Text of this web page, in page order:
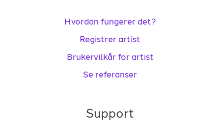
Hvordan fungerer det?
Registrer artist
Brukervilkår for artist
Se referanser
Support